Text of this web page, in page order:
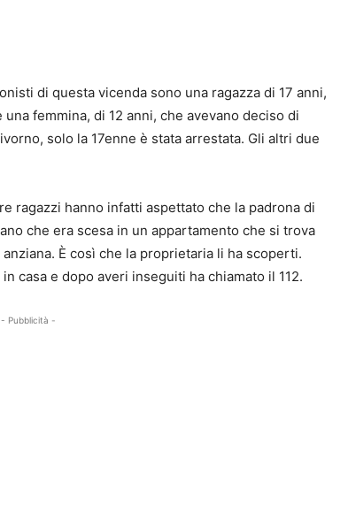
di questa vicenda sono una ragazza di 17 anni,
femmina, di 12 anni, che avevano deciso di
solo la 17enne è stata arrestata. Gli altri due
ragazzi hanno infatti aspettato che la padrona di
che era scesa in un appartamento che si trova
È così che la proprietaria li ha scoperti.
casa e dopo averi inseguiti ha chiamato il 112.
- Pubblicità -